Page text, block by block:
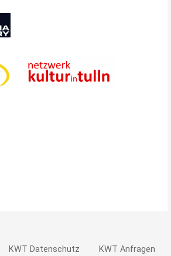
KWT Datenschutz KWT Anfragen